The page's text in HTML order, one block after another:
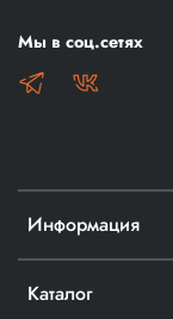
Информация
Каталог
Мы в соц.сетях